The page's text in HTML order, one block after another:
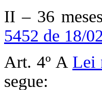
II – 36
5452 de 18/
Art. 4º A Lei
segue: